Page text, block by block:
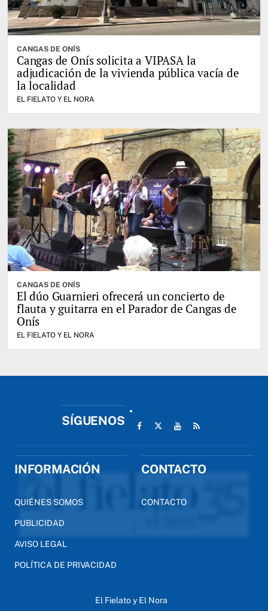
CANGAS DE ONÍS
Cangas de Onís solicita a VIPASA la
adjudicación de la vivienda pública vacía de
la localidad
EL FIELATO Y EL NORA
CANGAS DE ONÍS
El dúo Guarnieri ofrecerá un concierto de
flauta y guitarra en el Parador de Cangas de
Onís
EL FIELATO Y EL NORA
SÍGUENOS
INFORMACIÓN
QUIÉNES SOMOS
PUBLICIDAD
AVISO LEGAL
POLÍTICA DE PRIVACIDAD
CONTACTO
CONTACTO
El Fielato y El Nora